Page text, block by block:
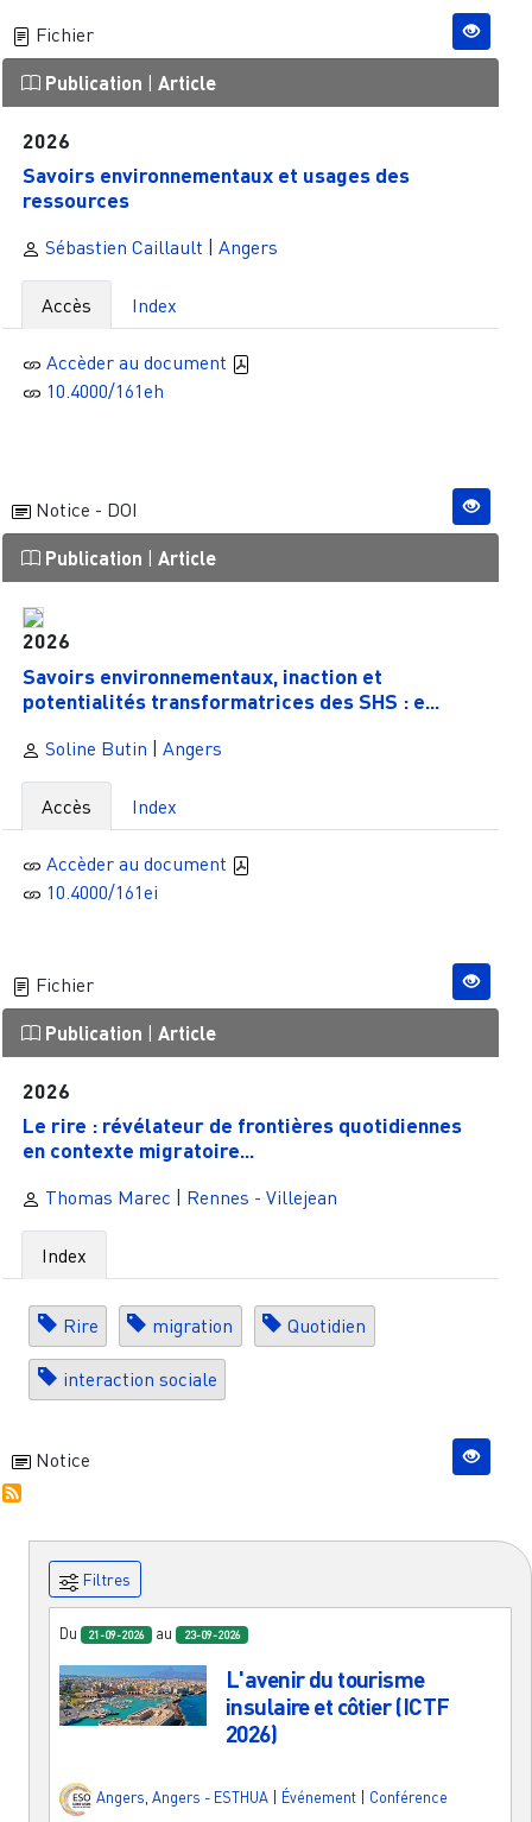
Fichier
Publication | Article
2026
Savoirs environnementaux et usages des
ressources
Sébastien Caillault Angers
Accès Index
Accèder au document
10.4000/161eh
Notice - DOI
Publication | Article
2026
Savoirs environnementaux, inaction et
potentialités transformatrices des SHS : e...
Soline Butin | Angers
Accès Index
Accèder au document
10.4000/161ei
Fichier
Publication | Article
2026
Le rire : révélateur de frontières quotidiennes
en contexte migratoire...
Thomas Marec Rennes - Villejean
Index
Rire migration Quotidien
interaction sociale
Notice
Filtres
Du 21-09-2026 au 23-09-2026
L'avenir du tourisme
insulaire et côtier (ICTF
2026)
Angers, Angers - ESTHUA Événement Conférence